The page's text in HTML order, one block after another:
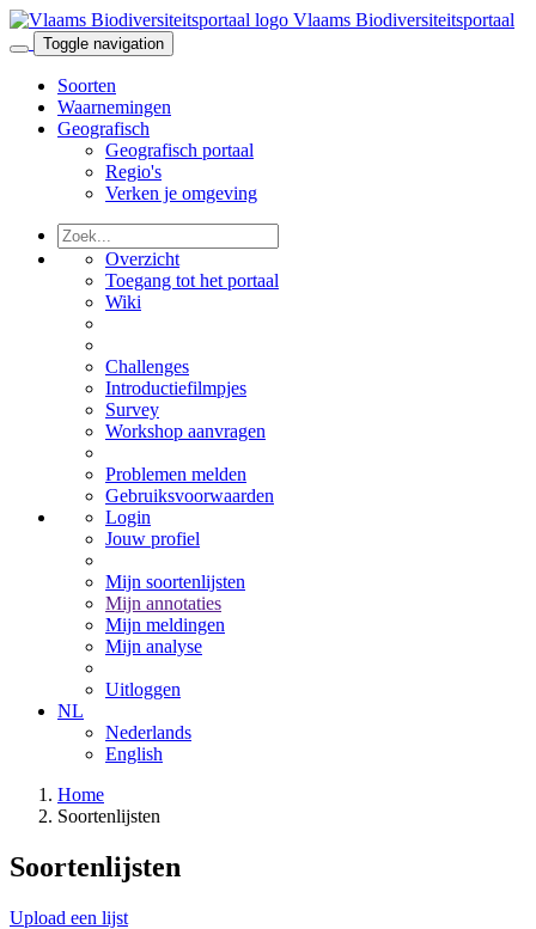
Vlaams Biodiversiteitsportaal
Toggle navigation
Soorten
Waarnemingen
Geografisch
Geografisch portaal
Regio's
Verken je omgeving
Overzicht
Toegang tot het portaal
Wiki
Challenges
Introductiefilmpjes
Survey
Workshop aanvragen
Problemen melden
Gebruiksvoorwaarden
Login
Jouw profiel
Mijn soortenlijsten
Mijn annotaties
Mijn meldingen
Mijn analyse
Uitloggen
NL
Nederlands
English
Home
Soortenlijsten
Soortenlijsten
Upload een lijst